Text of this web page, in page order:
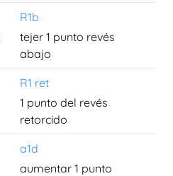
R1b
tejer 1 punto revés
abajo
R1 ret
1 punto del revés
retorcido
a1d
aumentar 1 punto